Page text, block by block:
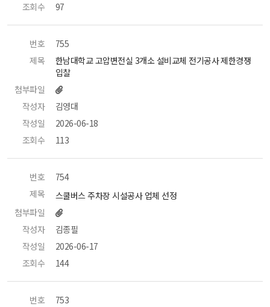
조회수
97
번호
755
제목
한남대학교 고압변전실 3개소 설비교체 전기공사 제한경쟁
입찰
첨부파일
작성자
김영대
작성일
2026-06-18
조회수
113
번호
754
제목
스쿨버스 주차장 시설공사 업체 선정
첨부파일
작성자
김종필
작성일
2026-06-17
조회수
144
번호
753